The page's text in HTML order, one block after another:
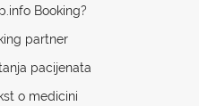
Booking?
partner
pacijenata
o medicini